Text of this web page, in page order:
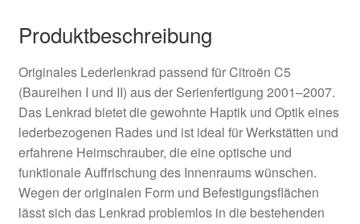
Produktbeschreibung
Originales Lederlenkrad passend für Citroën C5
(Baureihen I und II) aus der Serienfertigung 2001–2007.
Das Lenkrad bietet die gewohnte Haptik und Optik eines
lederbezogenen Rades und ist ideal für Werkstätten und
erfahrene Heimschrauber, die eine optische und
funktionale Auffrischung des Innenraums wünschen.
Wegen der originalen Form und Befestigungsflächen
lässt sich das Lenkrad problemlos in die bestehenden